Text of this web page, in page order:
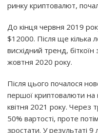
ринку криптовалют,
До кінця червня 2019
$12000. Після ще кілька
висхідний тренд,
жовтня 2020 року.
Після цього почалося
першої криптовалюти
квітня 2021 року. Через
50% вартості, проте
зростати. У результаті 9